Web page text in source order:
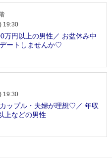
19:30
万円以上の男性／ お盆休み中
ートしませんか♡
19:30
ップル・夫婦が理想♡／ 年収
上などの男性